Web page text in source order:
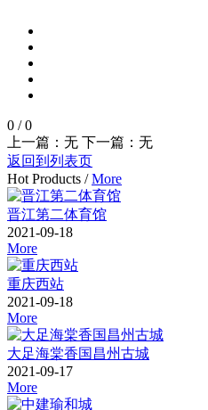
0 / 0
上一篇：无 下一篇：无
返回到列表页
Hot Products / More
晋江第二体育馆
2021-09-18
More
重庆西站
2021-09-18
More
大足海棠香国昌州古城
2021-09-17
More